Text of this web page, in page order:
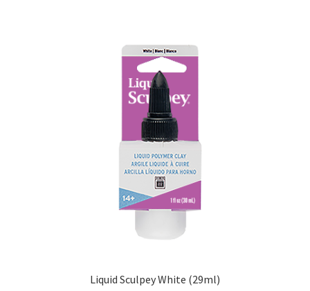
Liquid Sculpey White (29ml)